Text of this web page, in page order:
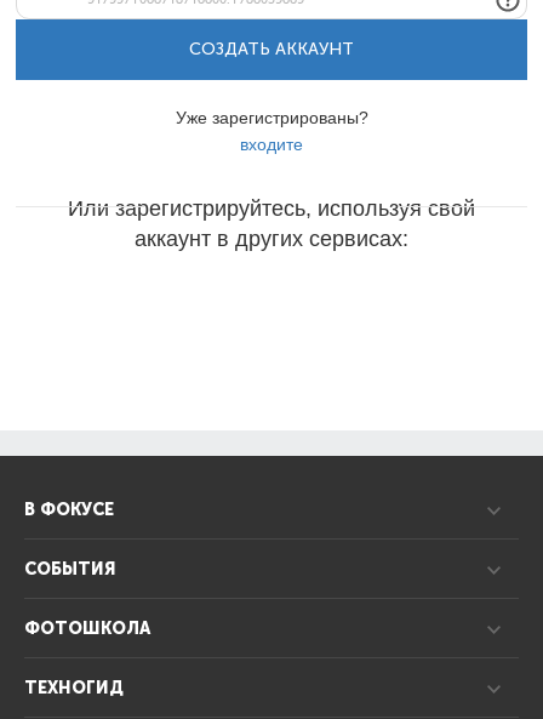
СОЗДАТЬ АККАУНТ
Уже зарегистрированы?
входите
Или зарегистрируйтесь, используя свой
аккаунт в других сервисах:
В ФОКУСЕ
СОБЫТИЯ
ФОТОШКОЛА
ТЕХНОГИД